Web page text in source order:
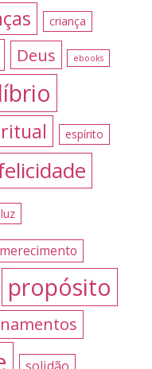
criança
Deus ebooks
espírito
luz
merecimento
propósito